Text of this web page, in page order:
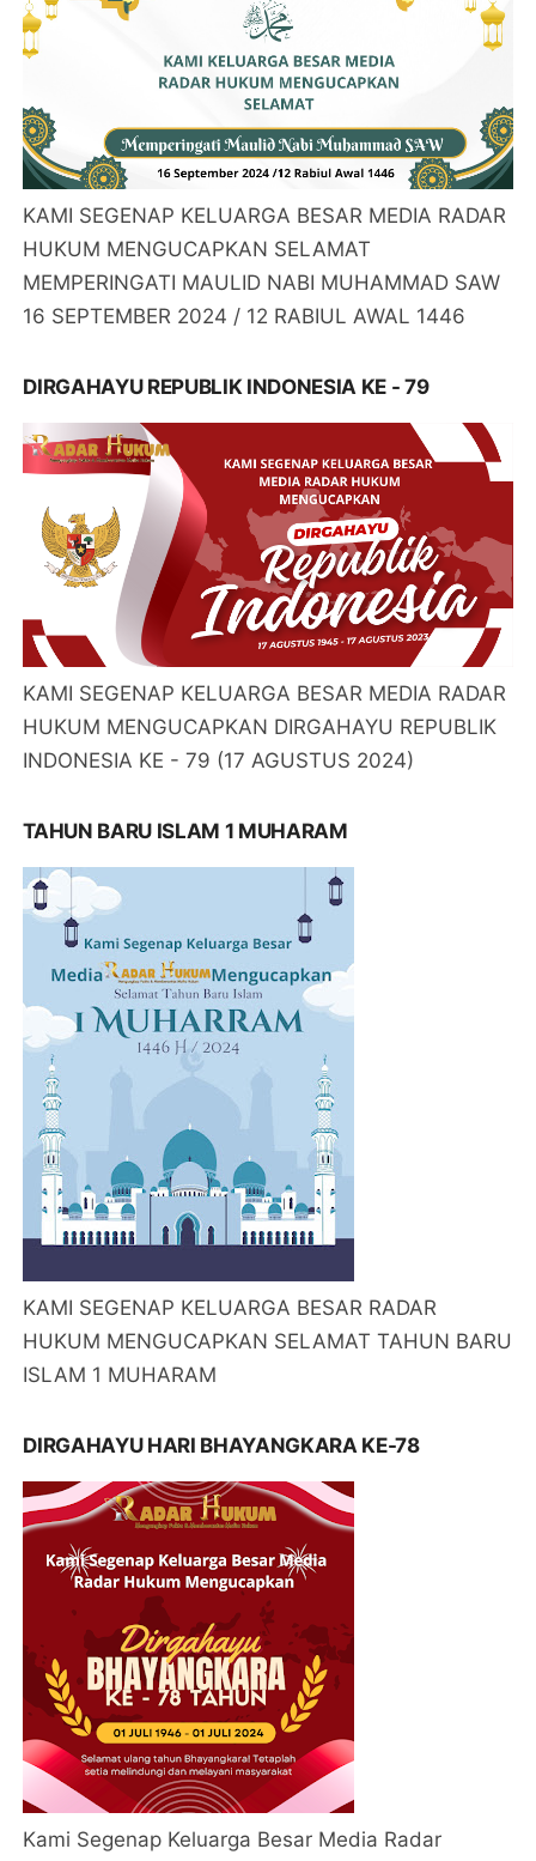
KAMI SEGENAP KELUARGA BESAR MEDIA RADAR
HUKUM MENGUCAPKAN SELAMAT
MEMPERINGATI MAULID NABI MUHAMMAD SAW
16 SEPTEMBER 2024 / 12 RABIUL AWAL 1446
DIRGAHAYU REPUBLIK INDONESIA KE - 79
KAMI SEGENAP KELUARGA BESAR MEDIA RADAR
HUKUM MENGUCAPKAN DIRGAHAYU REPUBLIK
INDONESIA KE - 79 (17 AGUSTUS 2024)
TAHUN BARU ISLAM 1 MUHARAM
KAMI SEGENAP KELUARGA BESAR RADAR
HUKUM MENGUCAPKAN SELAMAT TAHUN BARU
ISLAM 1 MUHARAM
DIRGAHAYU HARI BHAYANGKARA KE-78
Kami Segenap Keluarga Besar Media Radar